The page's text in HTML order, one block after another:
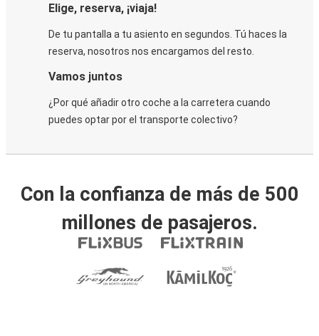
Elige, reserva, ¡viaja!
De tu pantalla a tu asiento en segundos. Tú haces la
reserva, nosotros nos encargamos del resto.
Vamos juntos
¿Por qué añadir otro coche a la carretera cuando
puedes optar por el transporte colectivo?
Con la confianza de más de 500
millones de pasajeros.